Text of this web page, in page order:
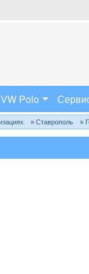
VW Polo
» Ставрополь »